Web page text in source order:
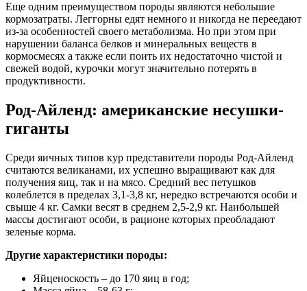
Еще одним преимуществом породы являются небольшие
кормозатраты. Леггорны едят немного и никогда не переедают
из-за особенностей своего метаболизма. Но при этом при
нарушении баланса белков и минеральных веществ в
кормосмесях а также если поить их недостаточно чистой и
свежей водой, курочки могут значительно потерять в
продуктивности.
Род-Айленд: американские несушки-
гиганты
Среди яичных типов кур представители породы Род-Айленд
считаются великанами, их успешно выращивают как для
получения яиц, так и на мясо. Средний вес петушков
колеблется в пределах 3,1-3,8 кг, нередко встречаются особи и
свыше 4 кг. Самки весят в среднем 2,5-2,9 кг. Наибольшей
массы достигают особи, в рационе которых преобладают
зеленые корма.
Другие характеристики породы:
Яйценоскость – до 170 яиц в год;